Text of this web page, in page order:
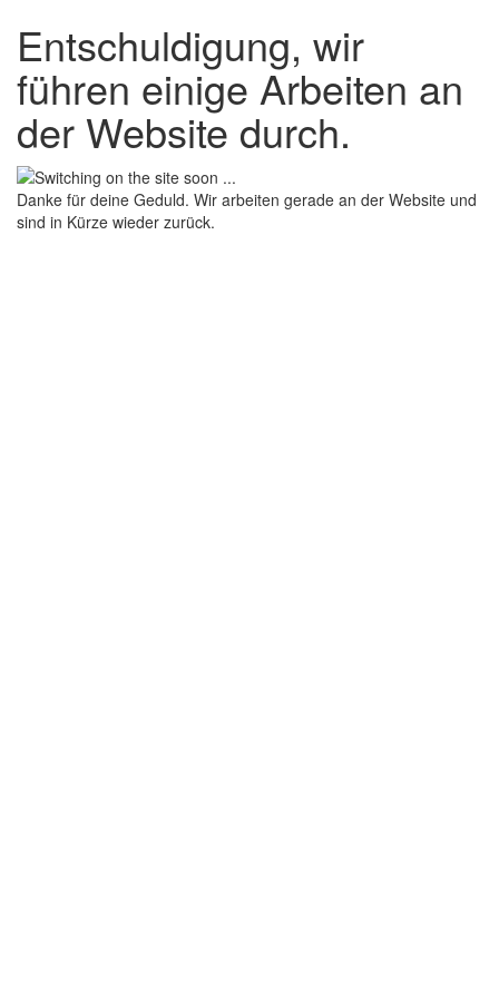
Entschuldigung, wir
führen einige Arbeiten an
der Website durch.
Danke für deine Geduld. Wir arbeiten gerade an der Website und
sind in Kürze wieder zurück.